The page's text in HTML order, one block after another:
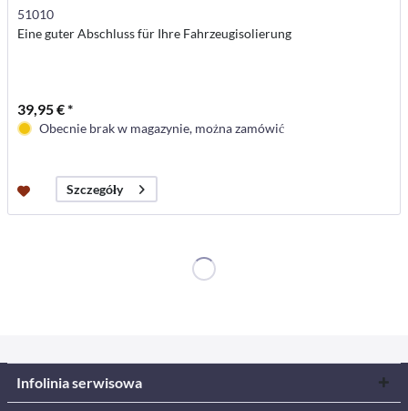
51010
Eine guter Abschluss für Ihre Fahrzeugisolierung
39,95 € *
Obecnie brak w magazynie, można zamówić
Szczegóły
Infolinia serwisowa